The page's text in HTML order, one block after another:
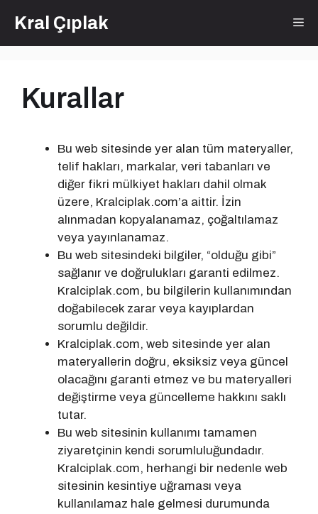
atlaKral Çıplak
Kurallar
Bu web sitesinde yer alan tüm materyaller,
telif hakları, markalar, veri tabanları ve
diğer fikri mülkiyet hakları dahil olmak
üzere, Kralciplak.com’a aittir. İzin
alınmadan kopyalanamaz, çoğaltılamaz
veya yayınlanamaz.
Bu web sitesindeki bilgiler, “olduğu gibi”
sağlanır ve doğrulukları garanti edilmez.
Kralciplak.com, bu bilgilerin kullanımından
doğabilecek zarar veya kayıplardan
sorumlu değildir.
Kralciplak.com, web sitesinde yer alan
materyallerin doğru, eksiksiz veya güncel
olacağını garanti etmez ve bu materyalleri
değiştirme veya güncelleme hakkını saklı
tutar.
Bu web sitesinin kullanımı tamamen
ziyaretçinin kendi sorumluluğundadır.
Kralciplak.com, herhangi bir nedenle web
sitesinin kesintiye uğraması veya
kullanılamaz hale gelmesi durumunda